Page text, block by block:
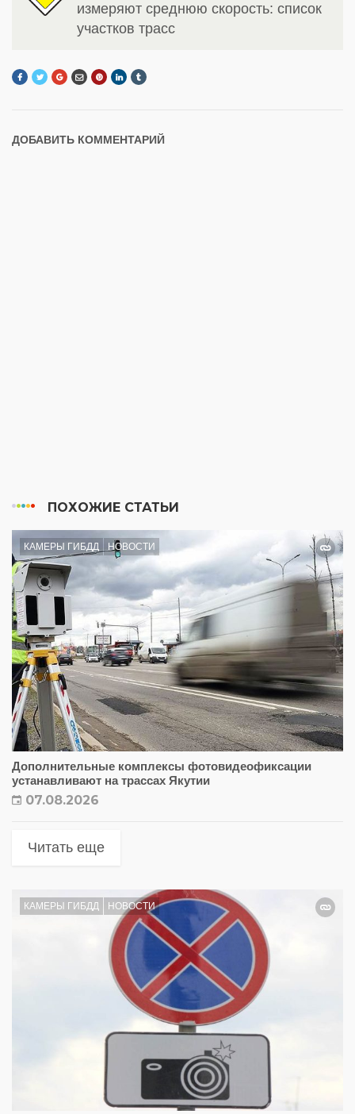
измеряют среднюю скорость: список
участков трасс
ДОБАВИТЬ КОММЕНТАРИЙ
ПОХОЖИЕ СТАТЬИ
КАМЕРЫ ГИБДД НОВОСТИ
Дополнительные комплексы фотовидеофиксации
устанавливают на трассах Якутии
07.08.2026
Читать еще
КАМЕРЫ ГИБДД НОВОСТИ